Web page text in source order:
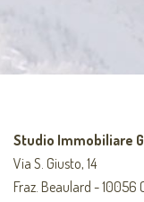
Studio Immobiliare
Via S. Giusto, 14
Fraz. Beaulard - 10056